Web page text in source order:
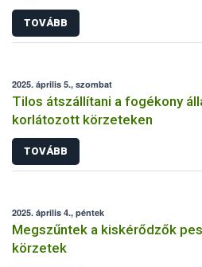
TOVÁBB
2025. április 5., szombat
Tilos átszállítani a fogékony
korlátozott körzeteken
TOVÁBB
2025. április 4., péntek
Megszűntek a kiskérődzők
körzetek